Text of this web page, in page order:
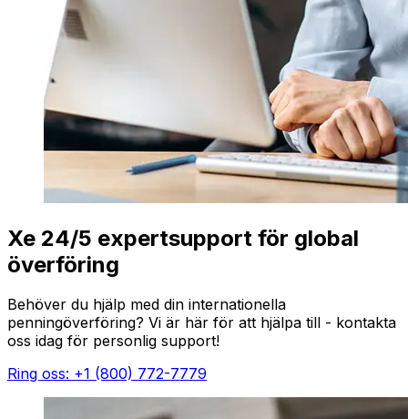
Xe 24/5 expertsupport för global
överföring
Behöver du hjälp med din internationella
penningöverföring? Vi är här för att hjälpa till - kontakta
oss idag för personlig support!
Ring oss: +1 (800) 772-7779